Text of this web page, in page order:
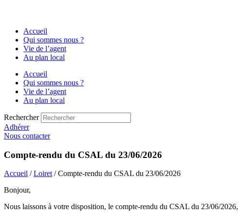
Accueil
Qui sommes nous ?
Vie de l’agent
Au plan local
Accueil
Qui sommes nous ?
Vie de l’agent
Au plan local
Rechercher
Adhérer
Nous contacter
Compte-rendu du CSAL du 23/06/2026
Accueil /Loiret/ Compte-rendu du CSAL du 23/06/2026
Bonjour,
Nous laissons à votre disposition, le compte-rendu du CSAL du 23/06/2026,